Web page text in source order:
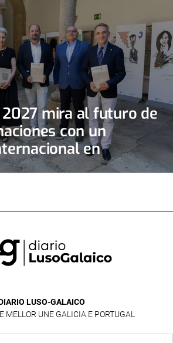
2027 mira al futuro de
con un
en
LUSO-GALAICO
MELLOR UNE GALICIA E PORTUGAL